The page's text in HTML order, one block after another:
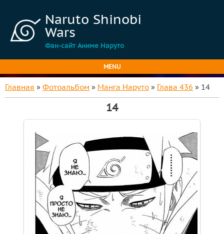
Naruto Shinobi
Wars
Фан-сайт Аниме Наруто
MENU
Главная » Фотоальбом » Манга Наруто » Глава 436 » 14
14